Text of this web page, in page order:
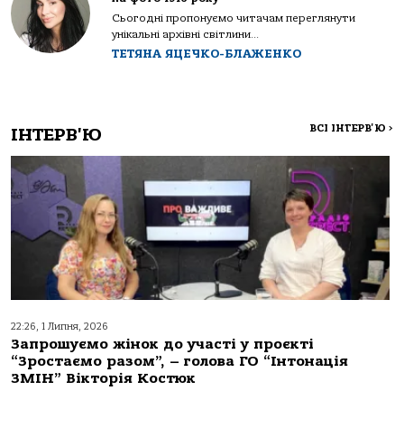
Сьогодні пропонуємо читачам переглянути
унікальні архівні світлини...
ТЕТЯНА ЯЦЕЧКО-БЛАЖЕНКО
ІНТЕРВ'Ю ВСІ ІНТЕРВ'Ю >
22:26, 1 Липня, 2026
Запрошуємо жінок до участі у проєкті
“Зростаємо разом”, – голова ГО “Інтонація
ЗМІН” Вікторія Костюк